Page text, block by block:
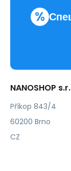
%
NANOSHOP
Příkop 843/4
60200 Brno
CZ